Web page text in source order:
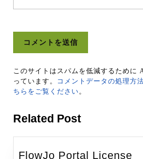
このサイトはスパムを低減するために
っています。
コメントデータの処理方
ちらをご覧ください。
Related Post
FlowJo Portal License